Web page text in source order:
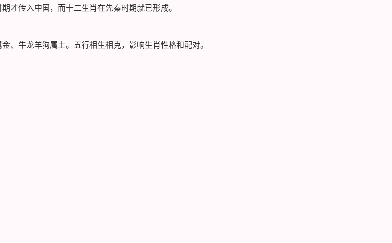
才传入中国，而十二生肖在先秦时期就已形成。
、牛龙羊狗属土。五行相生相克，影响生肖性格和配对。